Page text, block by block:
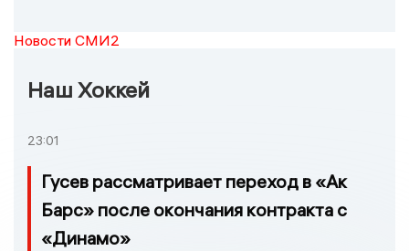
Новости СМИ2
Наш Хоккей
23:01
Гусев рассматривает переход в «Ак
Барс» после окончания контракта с
«Динамо»